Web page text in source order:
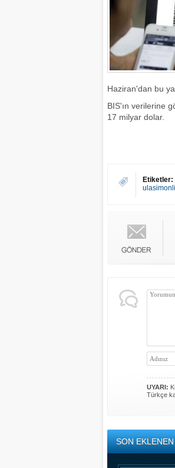
Haziran'dan bu
BIS'ın verilerine
17 milyar dolar.
Etiketler:
UYARI:
Türkçe
SON